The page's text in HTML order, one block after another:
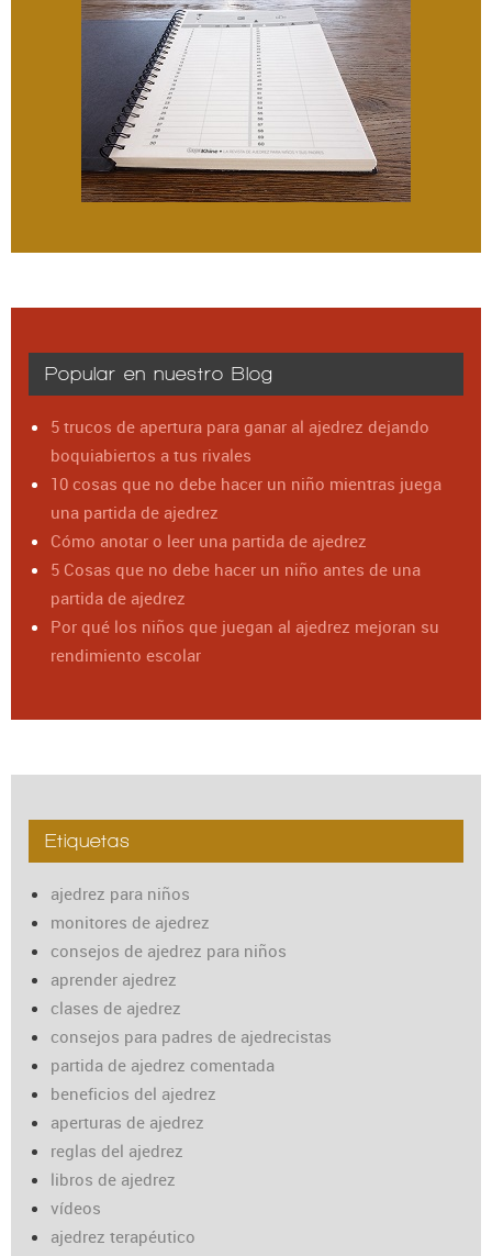
Popular en nuestro Blog
5 trucos de apertura para ganar al ajedrez dejando
boquiabiertos a tus rivales
10 cosas que no debe hacer un niño mientras juega
una partida de ajedrez
Cómo anotar o leer una partida de ajedrez
5 Cosas que no debe hacer un niño antes de una
partida de ajedrez
Por qué los niños que juegan al ajedrez mejoran su
rendimiento escolar
Etiquetas
ajedrez para niños
monitores de ajedrez
consejos de ajedrez para niños
aprender ajedrez
clases de ajedrez
consejos para padres de ajedrecistas
partida de ajedrez comentada
beneficios del ajedrez
aperturas de ajedrez
reglas del ajedrez
libros de ajedrez
vídeos
ajedrez terapéutico